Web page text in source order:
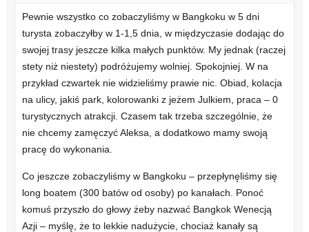
Pewnie wszystko co zobaczyliśmy w Bangkoku w 5 dni
turysta zobaczyłby w 1-1,5 dnia, w międzyczasie dodając do
swojej trasy jeszcze kilka małych punktów. My jednak (raczej
stety niż niestety) podróżujemy wolniej. Spokojniej. W na
przykład czwartek nie widzieliśmy prawie nic. Obiad, kolacja
na ulicy, jakiś park, kolorowanki z jeżem Julkiem, praca – 0
turystycznych atrakcji. Czasem tak trzeba szczególnie, że
nie chcemy zamęczyć Aleksa, a dodatkowo mamy swoją
pracę do wykonania.
Co jeszcze zobaczyliśmy w Bangkoku – przepłynęliśmy się
long boatem (300 batów od osoby) po kanałach. Ponoć
komuś przyszło do głowy żeby nazwać Bangkok Wenecją
Azji – myślę, że to lekkie nadużycie, chociaż kanały są